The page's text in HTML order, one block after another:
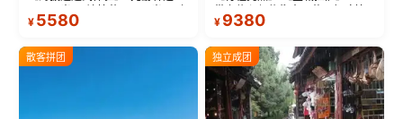
(2900米)再访拉萨(3650米)，亲
测 99%游客零高反 。 【贴心保
反根本不是事儿 ！ 【无人机航
拍】-雪山/圣湖/...
¥ 5580
带上信心与信仰去西藏，行吟拉
萨，感受这座城与生俱来的与众
城堡寺院于一体的宏伟建筑，是
西藏最完整的古代...
¥ 9380
散客拼团 独立成团